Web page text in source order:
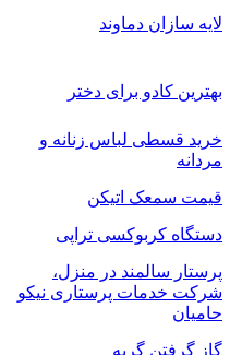
لایه سازان دماوند
بهترین کادو برای دختر
خرید قسطی لباس زنانه و
مردانه
قیمت سمعک اتیکن
دستگاه کربوکسی تراپی
پرستار سالمند در منزل،
شرکت خدمات پرستاری نیکو
حامیان
گاز گرفتن گربه